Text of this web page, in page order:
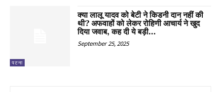
पटना
क्या लालू यादव को बेटी ने किडनी दान नहीं की
थी? अफवाहों को लेकर रोहिणी आचार्य ने खुद
दिया जवाब, कह दी ये बड़ी...
September 25, 2025